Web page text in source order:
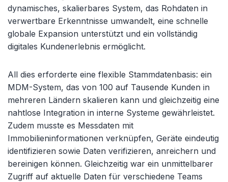
dynamisches, skalierbares System, das Rohdaten in
verwertbare Erkenntnisse umwandelt, eine schnelle
globale Expansion unterstützt und ein vollständig
digitales Kundenerlebnis ermöglicht.
All dies erforderte eine flexible Stammdatenbasis: ein
MDM-System, das von 100 auf Tausende Kunden in
mehreren Ländern skalieren kann und gleichzeitig eine
nahtlose Integration in interne Systeme gewährleistet.
Zudem musste es Messdaten mit
Immobilieninformationen verknüpfen, Geräte eindeutig
identifizieren sowie Daten verifizieren, anreichern und
bereinigen können. Gleichzeitig war ein unmittelbarer
Zugriff auf aktuelle Daten für verschiedene Teams